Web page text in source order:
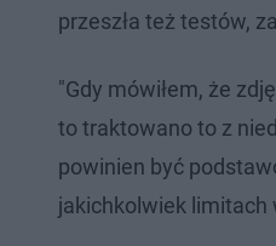
przeszła też testów,
"Gdy mówiłem, że
to traktowano to z
powinien być
jakichkolwiek limitach